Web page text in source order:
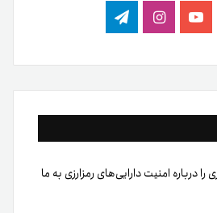
یوتیوباینستاگرام
تلگرام
درباره امنیت دارایی‌های رمزارزی به ما